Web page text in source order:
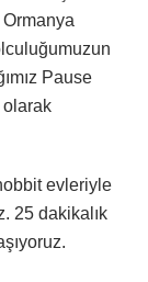
Pause
olarak
evleriyle
25 dakikalık